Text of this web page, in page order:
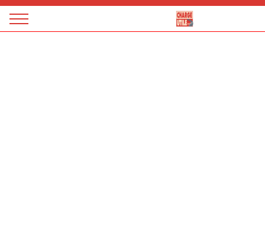
Magazine
Panneau de gestion des cookies